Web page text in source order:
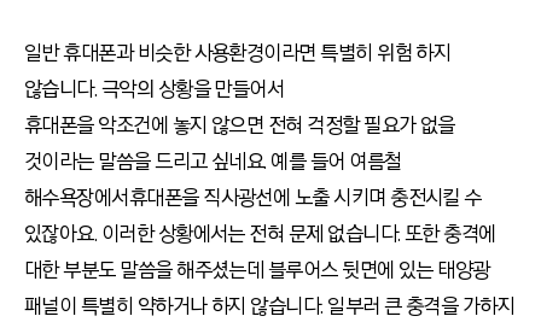
일반 휴대폰과 비슷한 사용환경이라면 특별히 위험 하지
않습니다. 극악의 상황을 만들어서
휴대폰을 악조건에 놓지 않으면 전혀 걱정할 필요가 없을
것이라는 말씀을 드리고 싶네요. 예를 들어 여름철
해수욕장에서휴대폰을 직사광선에 노출 시키며 충전시킬 수
있잖아요. 이러한 상황에서는 전혀 문제 없습니다. 또한 충격에
대한 부분도 말씀을 해주셨는데 블루어스 뒷면에 있는 태양광
패널이 특별히 약하거나 하지 않습니다. 일부러 큰 충격을 가하지